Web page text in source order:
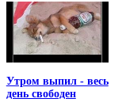
Утром выпил - весь
день свободен